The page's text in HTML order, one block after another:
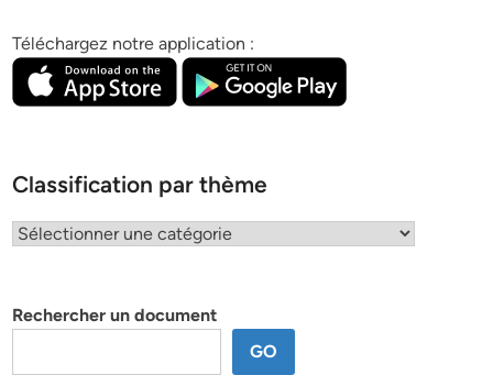
Téléchargez notre application :
Classification par thème
Classification
Rechercher un document
GO